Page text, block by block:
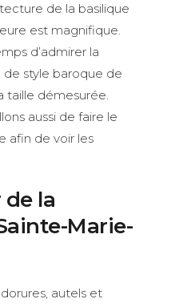
de la basilique
est magnifique.
d’admirer la
style baroque de
taille démesurée.
aussi de faire le
afin de voir les
de la
Marie-
autels et